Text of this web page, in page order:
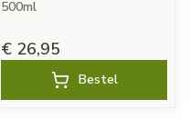
500ml
€ 26,95
Bestel